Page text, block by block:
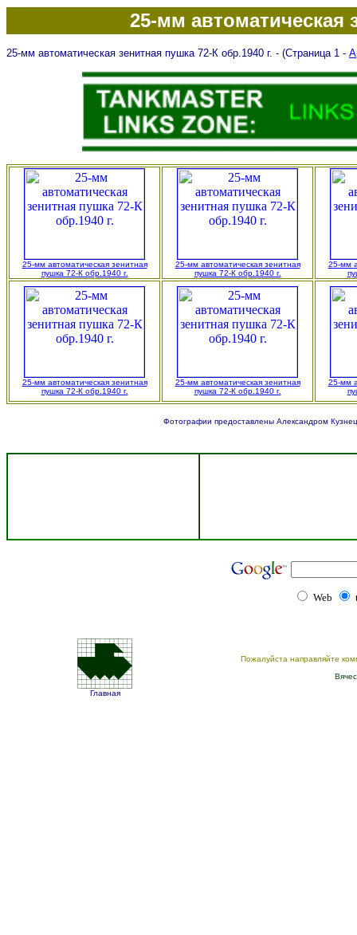
25-мм автоматическая
25-мм автоматическая зенитная пушка 72-К обр.1940 г. - (Страница 1 -
25-мм автоматическая зенитная
пушка 72-К обр.1940 г.
25-мм автоматическая зенитная
пушка 72-К обр.1940 г.
25-мм
25-мм автоматическая зенитная
пушка 72-К обр.1940 г.
25-мм автоматическая зенитная
пушка 72-К обр.1940 г.
25-мм
Фотографии предоставлены Александром
Web
Главная
Пожалуйста направляйте